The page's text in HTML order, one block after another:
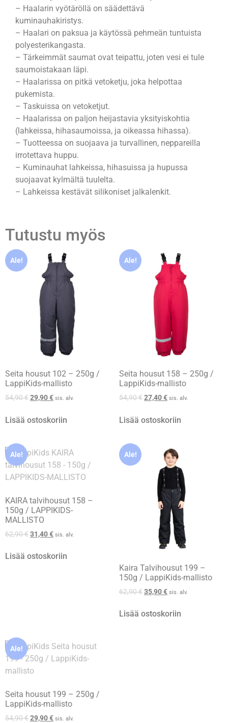
– Haalarin vyötäröllä on säädettävä
kuminauhakiristys.
– Haalari on paksua ja käytössä pehmeän tuntuista
polyesterikangasta.
– Tärkeimmät saumat ovat teipattu, joten vesi ei tule
saumoistakaan läpi.
– Haalarissa on pitkä vetoketju, joka helpottaa
pukemista.
– Taskuissa on vetoketjut.
– Haalarissa on paljon heijastavia yksityiskohtia
(lahkeissa, hihasaumoissa, ja oikeassa hihassa).
– Tuotteessa on suojaava ja turvallinen, neppareilla
irrotettava huppu.
– Kuminauhat lahkeissa, hihasuissa ja hupussa
suojaavat kylmältä tuulelta.
– Lahkeissa kestävät silikoniset jalkalenkit.
Tutustu myös
Ale!
Seita housut 102 – 250g /
LappiKids-mallisto
54,90€29,90€ sis. alv.
Lisää ostoskoriin
Ale!
Seita housut 158 – 250g /
LappiKids-mallisto
54,90€27,40€ sis. alv.
Lisää ostoskoriin
Ale!
KAIRA talvihousut 158 –
150g / LAPPIKIDS-
MALLISTO
62,90€31,40€ sis. alv.
Lisää ostoskoriin
Ale!
Kaira Talvihousut 199 –
150g / LappiKids-mallisto
62,90€35,90€ sis. alv.
Lisää ostoskoriin
Ale!
Seita housut 199 – 250g /
LappiKids-mallisto
54,90€29,90€ sis. alv.